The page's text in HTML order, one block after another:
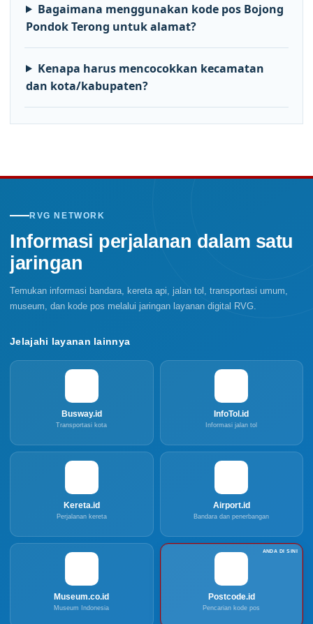
Bagaimana menggunakan kode pos Bojong
Pondok Terong untuk alamat?
Kenapa harus mencocokkan kecamatan
dan kota/kabupaten?
RVG NETWORK
Informasi perjalanan dalam satu
jaringan
Temukan informasi bandara, kereta api, jalan tol, transportasi umum,
museum, dan kode pos melalui jaringan layanan digital RVG.
Jelajahi layanan lainnya
Busway.id
Transportasi kota
InfoTol.id
Informasi jalan tol
Kereta.id
Perjalanan kereta
Airport.id
Bandara dan penerbangan
Museum.co.id
Museum Indonesia
Postcode.id
Pencarian kode pos